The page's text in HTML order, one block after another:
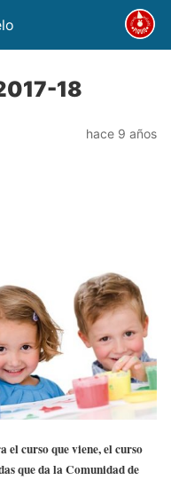
18
hace 9 años
el curso que viene, el curso
que da la Comunidad de